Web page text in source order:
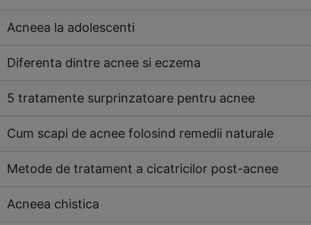
Acneea la adolescenti
Diferenta dintre acnee si eczema
5 tratamente surprinzatoare pentru acnee
Cum scapi de acnee folosind remedii naturale
Metode de tratament a cicatricilor post-acnee
Acneea chistica